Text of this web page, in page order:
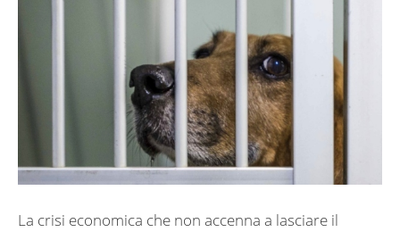
La crisi economica che non accenna a lasciare il